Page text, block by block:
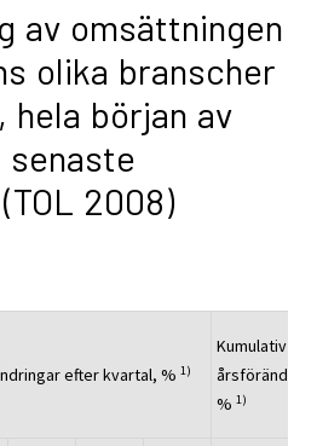
av omsättningen
olika branscher
början av
senaste
2008)
efter kvartal, % 1)
Kumulativ
% 1)